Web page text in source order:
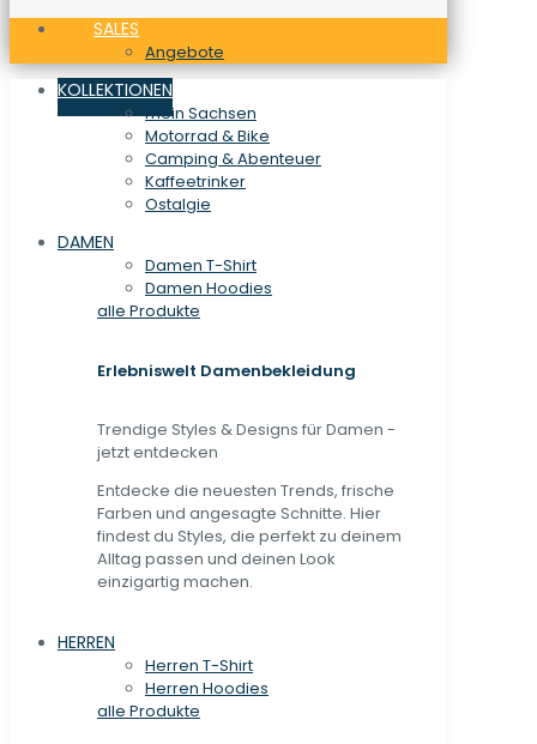
SALES
Angebote
KOLLEKTIONEN
mein Sachsen
Motorrad & Bike
Camping & Abenteuer
Kaffeetrinker
Ostalgie
DAMEN
Damen T-Shirt
Damen Hoodies
alle Produkte
Erlebniswelt Damenbekleidung
Trendige Styles & Designs für Damen -
jetzt entdecken
Entdecke die neuesten Trends, frische
Farben und angesagte Schnitte. Hier
findest du Styles, die perfekt zu deinem
Alltag passen und deinen Look
einzigartig machen.
HERREN
Herren T-Shirt
Herren Hoodies
alle Produkte